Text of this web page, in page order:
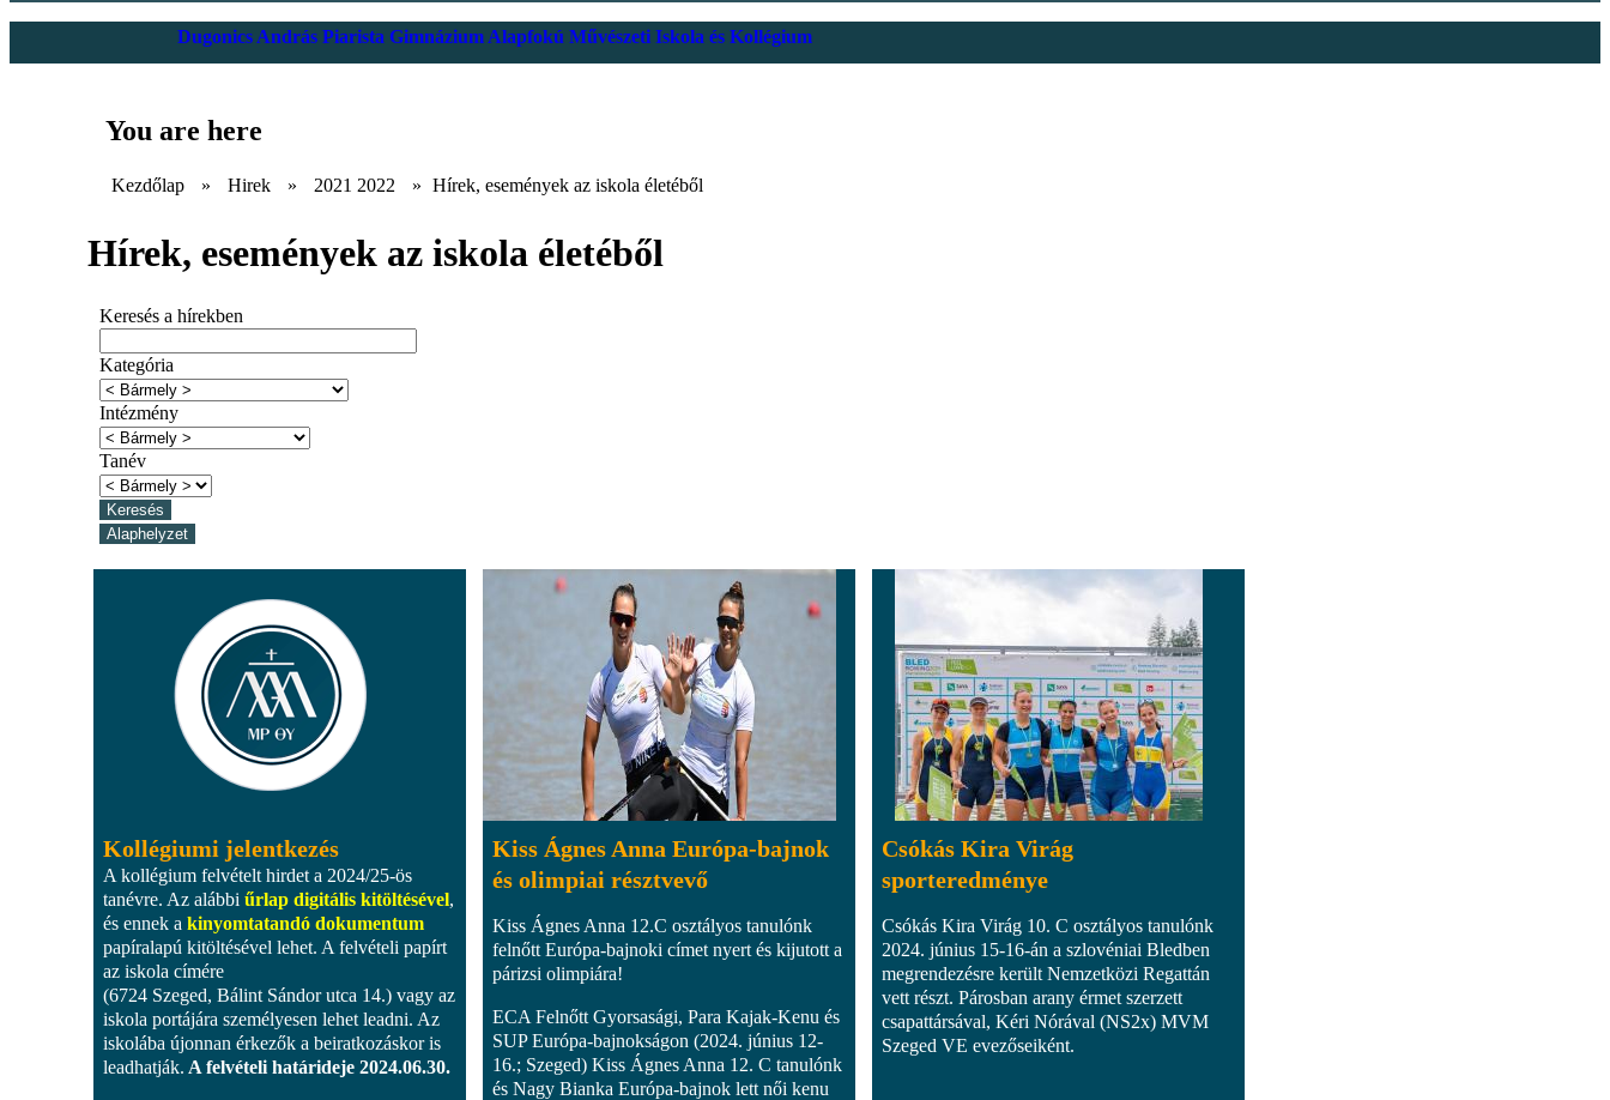
Dugonics András Piarista Gimnázium Alapfokú Művészeti Iskola és Kollégium
You are here
Kezdőlap » Hirek » 2021 2022 » Hírek, események az iskola életéből
Hírek, események az iskola életéből
Keresés a hírekben
Kategória
Intézmény
Tanév
Kollégiumi jelentkezés
A kollégium felvételt hirdet a 2024/25-ös
tanévre. Az alábbi űrlap digitális kitöltésével,
és ennek a kinyomtatandó dokumentum
papíralapú kitöltésével lehet. A felvételi papírt
az iskola címére
(6724 Szeged, Bálint Sándor utca 14.) vagy az
iskola portájára személyesen lehet leadni. Az
iskolába újonnan érkezők a beiratkozáskor is
leadhatják. A felvételi határideje 2024.06.30.
Kiss Ágnes Anna Európa-bajnok
és olimpiai résztvevő
Kiss Ágnes Anna 12.C osztályos tanulónk
felnőtt Európa-bajnoki címet nyert és kijutott a
párizsi olimpiára!
ECA Felnőtt Gyorsasági, Para Kajak-Kenu és
SUP Európa-bajnokságon (2024. június 12-
16.; Szeged) Kiss Ágnes Anna 12. C tanulónk
és Nagy Bianka Európa-bajnok lett női kenu
Csókás Kira Virág
sporteredménye
Csókás Kira Virág 10. C osztályos tanulónk
2024. június 15-16-án a szlovéniai Bledben
megrendezésre került Nemzetközi Regattán
vett részt. Párosban arany érmet szerzett
csapattársával, Kéri Nórával (NS2x) MVM
Szeged VE evezőseiként.